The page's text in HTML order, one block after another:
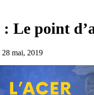
Le point
28 mai, 2019